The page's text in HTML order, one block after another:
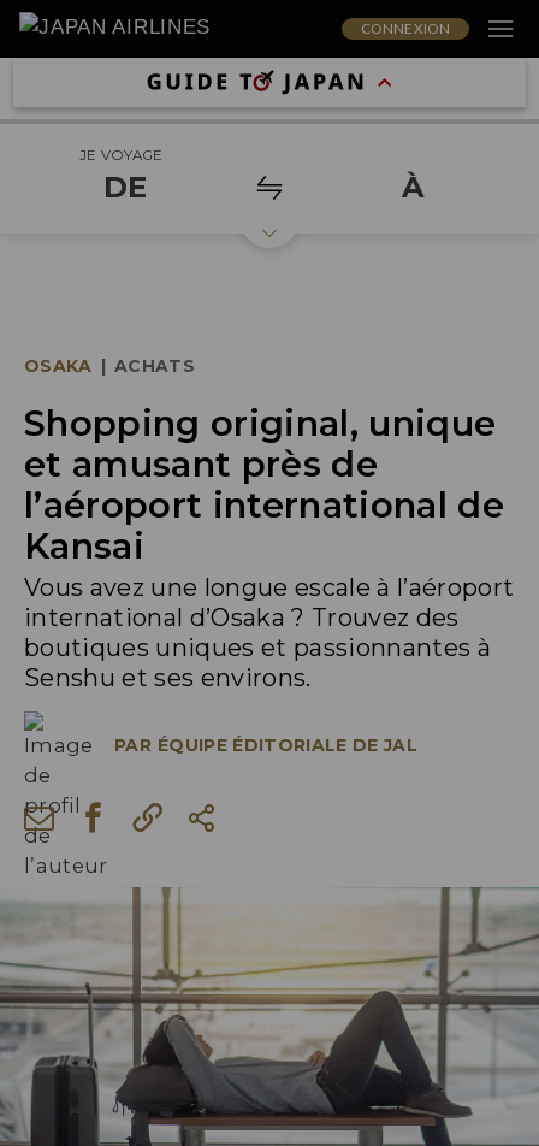
CONNEXION
JE VOYAGE
DE À
OSAKA | ACHATS
Shopping original, unique
et amusant près de
l’aéroport international de
Kansai
Vous avez une longue escale à l’aéroport
international d’Osaka ? Trouvez des
boutiques uniques et passionnantes à
Senshu et ses environs.
PAR ÉQUIPE ÉDITORIALE DE JAL